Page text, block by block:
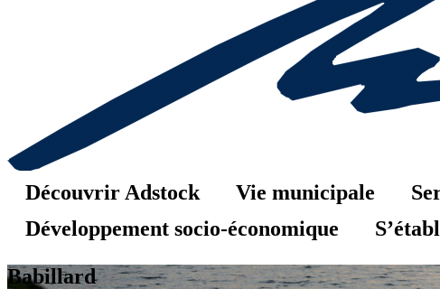
Découvrir Adstock Vie municipale
Développement socio-économique
Babillard